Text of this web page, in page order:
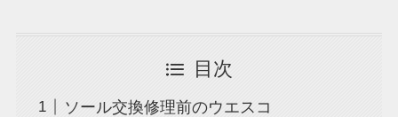
目次
ソール交換修理前のウエスコ